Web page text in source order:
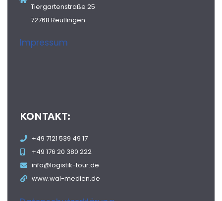
Tiergartenstraße 25
72768 Reutlingen
Impressum
KONTAKT:
+49 7121 539 49 17
+49 176 20 380 222
info@logistik-tour.de
www.wal-medien.de